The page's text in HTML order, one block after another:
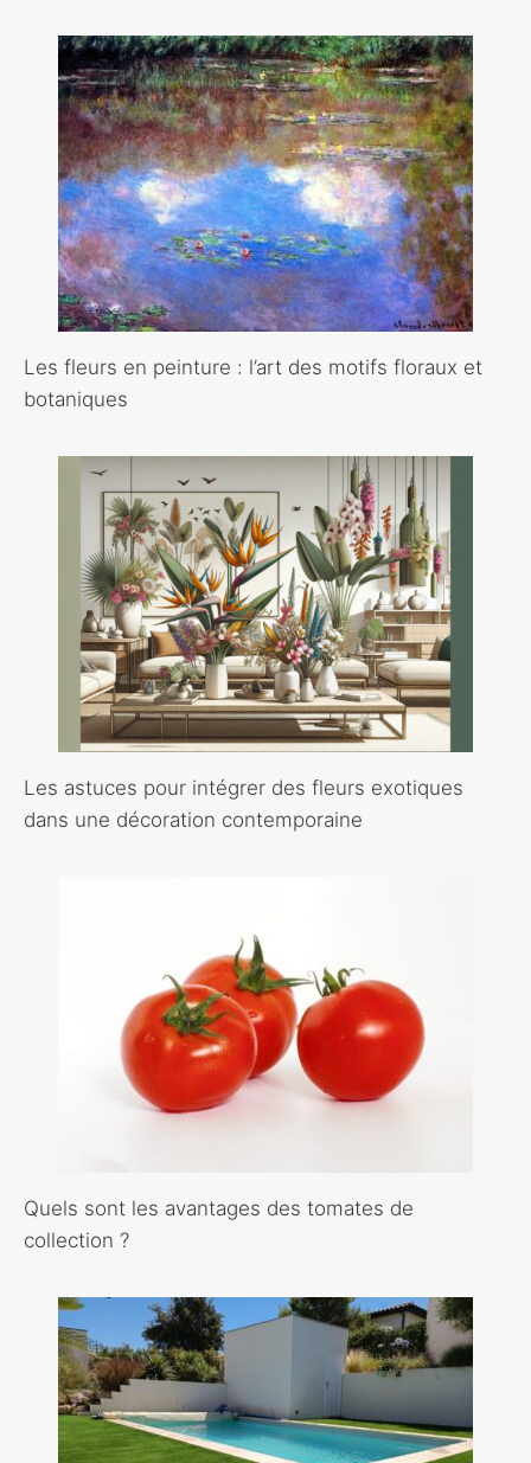
Les fleurs en peinture : l’art des motifs floraux et
botaniques
Les astuces pour intégrer des fleurs exotiques
dans une décoration contemporaine
Quels sont les avantages des tomates de
collection ?